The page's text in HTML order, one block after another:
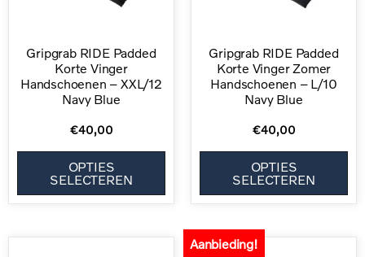
Gripgrab RIDE Padded
Korte Vinger
Handschoenen – XXL/12
Navy Blue
€40,00
OPTIES
SELECTEREN
Gripgrab RIDE Padded
Korte Vinger Zomer
Handschoenen – L/10
Navy Blue
€40,00
OPTIES
SELECTEREN
Aanbieding!